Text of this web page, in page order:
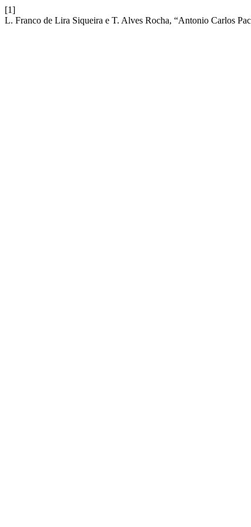
[1]
L. Franco de Lira Siqueira e T. Alves Rocha, “Antonio Carlos